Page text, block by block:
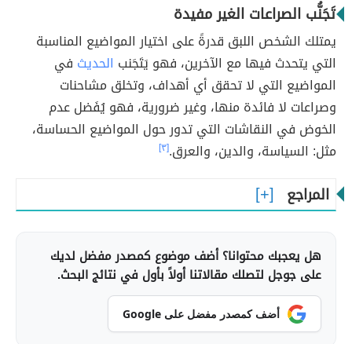
تَجَنُّب الصراعات الغير مفيدة
يمتلك الشخص اللبق قدرةً على اختيار المواضيع المناسبة
التي يتحدث فيها مع الآخرين، فهو يَتَجَنب الحديث في
المواضيع التي لا تحقق أي أهداف، وتخلق مشاحنات
وصراعات لا فائدة منها، وغير ضرورية، فهو يُفَضل عدم
الخوض في النقاشات التي تدور حول المواضيع الحساسة،
مثل: السياسة، والدين، والعرق.[٣]
المراجع
هل يعجبك محتوانا؟ أضف موضوع كمصدر مفضل لديك
على جوجل لتصلك مقالاتنا أولاً بأول في نتائج البحث.
أضف كمصدر مفضل على Google